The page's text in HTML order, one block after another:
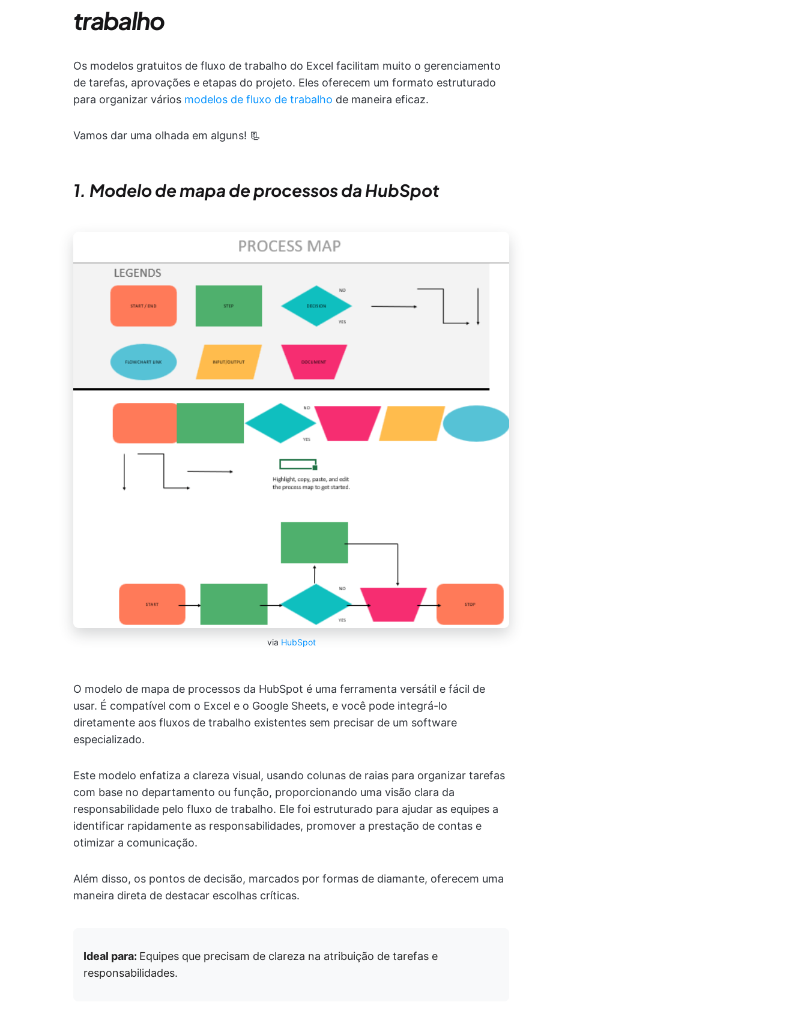
trabalho
Os modelos gratuitos de fluxo de trabalho do Excel facilitam muito o gerenciamento
de tarefas, aprovações e etapas do projeto. Eles oferecem um formato estruturado
para organizar vários modelos de fluxo de trabalho de maneira eficaz.
Vamos dar uma olhada em alguns! 📃
1. Modelo de mapa de processos da HubSpot
via HubSpot
O modelo de mapa de processos da HubSpot é uma ferramenta versátil e fácil de
usar. É compatível com o Excel e o Google Sheets, e você pode integrá-lo
diretamente aos fluxos de trabalho existentes sem precisar de um software
especializado.
Este modelo enfatiza a clareza visual, usando colunas de raias para organizar tarefas
com base no departamento ou função, proporcionando uma visão clara da
responsabilidade pelo fluxo de trabalho. Ele foi estruturado para ajudar as equipes a
identificar rapidamente as responsabilidades, promover a prestação de contas e
otimizar a comunicação.
Além disso, os pontos de decisão, marcados por formas de diamante, oferecem uma
maneira direta de destacar escolhas críticas.
Ideal para: Equipes que precisam de clareza na atribuição de tarefas e
responsabilidades.